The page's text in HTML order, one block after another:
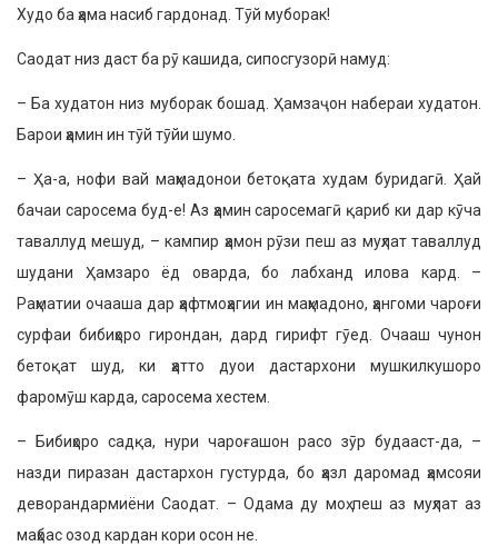
Худо ба ҳама насиб гардонад. Тӯй муборак!
Саодат низ даст ба рӯ кашида, сипосгузорӣ намуд:
– Ба худатон низ муборак бошад. Ҳамзаҷон набераи худатон.
Барои ҳамин ин тӯй тӯйи шумо.
– Ҳа-а, нофи вай маҳмадонои бетоқата худам буридагӣ. Ҳай
бачаи саросема буд-е! Аз ҳамин саросемагӣ қариб ки дар кӯча
таваллуд мешуд, – кампир ҳамон рӯзи пеш аз муҳлат таваллуд
шудани Ҳамзаро ёд оварда, бо лабханд илова кард. –
Раҳматии очааша дар ҳафтмоҳагии ин маҳмадоно, ҳангоми чароғи
сурфаи бибиҳоро гирондан, дард гирифт гӯед. Очааш чунон
бетоқат шуд, ки ҳатто дуои дастархони мушкилкушоро
фаромӯш карда, саросема хестем.
– Бибиҳоро садқа, нури чароғашон расо зӯр будааст-да, –
назди пиразан дастархон густурда, бо ҳазл даромад ҳамсояи
деворандармиёни Саодат. – Одама ду моҳ пеш аз муҳлат аз
маҳбас озод кардан кори осон не.